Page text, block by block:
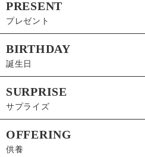
PRESENT
プレゼント
BIRTHDAY
誕生日
SURPRISE
サプライズ
OFFERING
供養